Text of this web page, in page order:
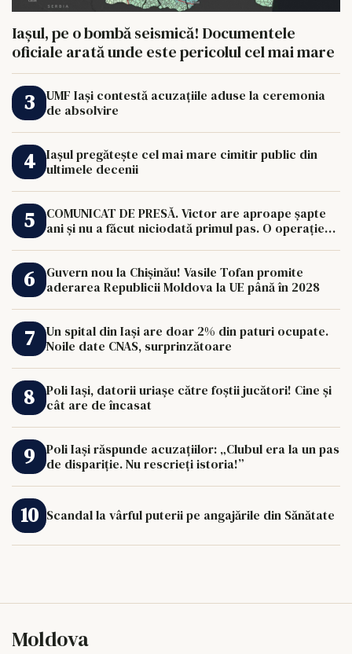
Iașul, pe o bombă seismică! Documentele
oficiale arată unde este pericolul cel mai mare
UMF Iași contestă acuzațiile aduse la ceremonia
de absolvire
Iașul pregătește cel mai mare cimitir public din
ultimele decenii
COMUNICAT DE PRESĂ. Victor are aproape șapte
ani și nu a făcut niciodată primul pas. O operație
Guvern nou la Chișinău! Vasile Tofan promite
aderarea Republicii Moldova la UE până în 2028
Un spital din Iași are doar 2% din paturi ocupate.
Noile date CNAS, surprinzătoare
Poli Iași, datorii uriașe către foștii jucători! Cine și
cât are de încasat
Poli Iași răspunde acuzațiilor: „Clubul era la un pas
de dispariție. Nu rescrieți istoria!”
Scandal la vârful puterii pe angajările din Sănătate
Moldova